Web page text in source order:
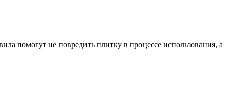
помогут не повредить плитку в процессе использования, а